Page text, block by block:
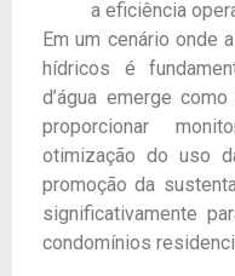
a eficiência
Em um cenário onde
hídricos é
d’água emerge
proporcionar
otimização do uso
promoção da
significativamente
condomínios